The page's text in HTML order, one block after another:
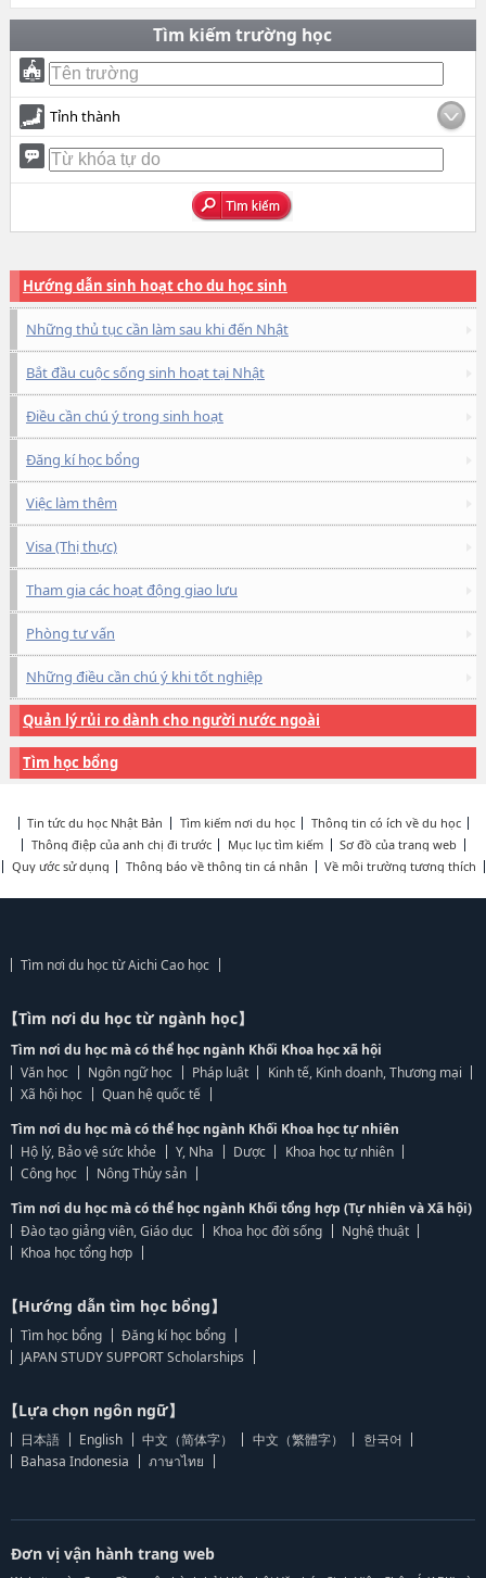
Tìm kiếm trường học
Tỉnh thành
Hướng dẫn sinh hoạt cho du học sinh
Những thủ tục cần làm sau khi đến Nhật
Bắt đầu cuộc sống sinh hoạt tại Nhật
Điều cần chú ý trong sinh hoạt
Đăng kí học bổng
Việc làm thêm
Visa (Thị thực)
Tham gia các hoạt động giao lưu
Phòng tư vấn
Những điều cần chú ý khi tốt nghiệp
Quản lý rủi ro dành cho người nước ngoài
Tìm học bổng
Tin tức du học Nhật Bản Tìm kiếm nơi du học
Thông tin có ích về du học
Thông điệp của anh chị đi trước
Mục lục tìm kiếm
Sơ đồ của trang web
Quy ước sử dụng
Thông báo về thông tin cá nhân Về môi trường tương thích
Tìm nơi du học từ Aichi Cao học
【Tìm nơi du học từ ngành học】
Tìm nơi du học mà có thể học ngành Khối Khoa học xã hội
Văn học
Ngôn ngữ học Pháp luật
Kinh tế, Kinh doanh, Thương mại
Xã hội học
Quan hệ quốc tế
Tìm nơi du học mà có thể học ngành Khối Khoa học tự nhiên
Hộ lý, Bảo vệ sức khỏe
Y, Nha Dược
Khoa học tự nhiên
Công học
Nông Thủy sản
Tìm nơi du học mà có thể học ngành Khối tổng hợp (Tự nhiên và Xã hội)
Đào tạo giảng viên, Giáo dục
Khoa học đời sống
Nghệ thuật
Khoa học tổng hợp
【Hướng dẫn tìm học bổng】
Tìm học bổng
Đăng kí học bổng
JAPAN STUDY SUPPORT Scholarships
【Lựa chọn ngôn ngữ】
日本語 English 中文（简体字） 中文（繁體字）
한국어
Bahasa Indonesia
ภาษาไทย
Đơn vị vận hành trang web